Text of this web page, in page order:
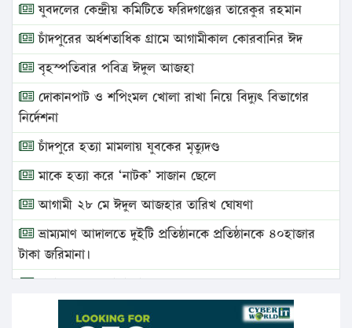
যুবদলের কেন্দ্রীয় কমিটিতে ফরিদগঞ্জের তারেকুর রহমান
চাঁদপুরের অর্ধশতাধিক গ্রামে আগামীকাল কোরবানির ঈদ
বৃহস্পতিবার পবিত্র ঈদুল আজহা
দোকানপাট ও শপিংমল খোলা রাখা নিয়ে বিদ্যুৎ বিভাগের
নির্দেশনা
চাঁদপুরে হত্যা মামলায় যুবকের মৃত্যুদণ্ড
মাকে হত্যা করে ‘নাটক’ সাজান ছেলে
আগামী ২৮ মে ঈদুল আজহার তারিখ ঘোষণা
ভ্রাম্যমাণ আদালতে দুইটি প্রতিষ্ঠানকে প্রতিষ্ঠানকে ৪০হাজার
টাকা জরিমানা।
এবার লঞ্চের ভাড়া বাড়ল
১৭ থেকে ২১ শতাংশ বিদ্যুতের দাম বাড়ানোর প্রস্তাব পিডিবির